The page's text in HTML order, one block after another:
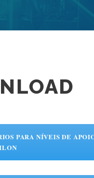
PARA NÍVEIS DE